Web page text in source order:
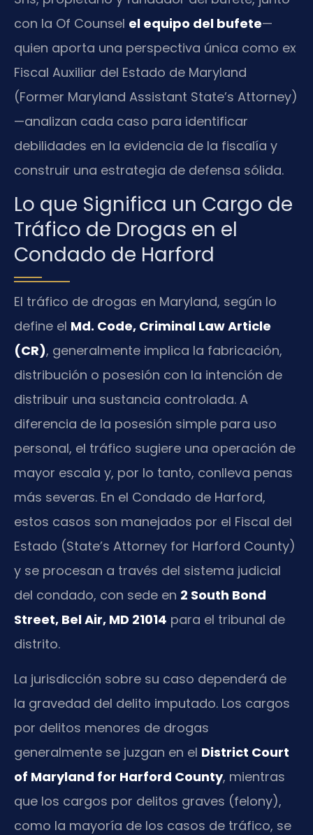
con la Of Counsel el equipo del bufete—
quien aporta una perspectiva única como ex
Fiscal Auxiliar del Estado de Maryland
(Former Maryland Assistant State’s Attorney)
—analizan cada caso para identificar
debilidades en la evidencia de la fiscalía y
construir una estrategia de defensa sólida.
Lo que Significa un Cargo de
Tráfico de Drogas en el
Condado de Harford
El tráfico de drogas en Maryland, según lo
define el Md. Code, Criminal Law Article
(CR), generalmente implica la fabricación,
distribución o posesión con la intención de
distribuir una sustancia controlada. A
diferencia de la posesión simple para uso
personal, el tráfico sugiere una operación de
mayor escala y, por lo tanto, conlleva penas
más severas. En el Condado de Harford,
estos casos son manejados por el Fiscal del
Estado (State’s Attorney for Harford County)
y se procesan a través del sistema judicial
del condado, con sede en 2 South Bond
Street, Bel Air, MD 21014 para el tribunal de
distrito.
La jurisdicción sobre su caso dependerá de
la gravedad del delito imputado. Los cargos
por delitos menores de drogas
generalmente se juzgan en el District Court
of Maryland for Harford County, mientras
que los cargos por delitos graves (felony),
como la mayoría de los casos de tráfico, se